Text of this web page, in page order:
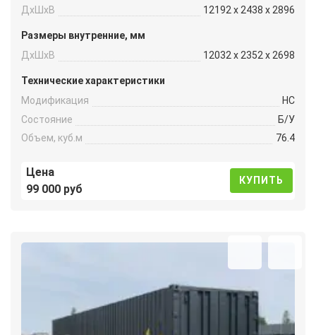
ДxШxВ
12192 x 2438 x 2896
Размеры внутренние, мм
ДxШxВ
12032 x 2352 x 2698
Технические характеристики
Модификация
HC
Состояние
Б/У
Объем, куб.м
76.4
Цена
99 000 руб
КУПИТЬ